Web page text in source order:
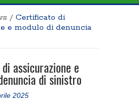
/ Certificato di
e modulo di denuncia
assicurazione e
di sinistro
2025